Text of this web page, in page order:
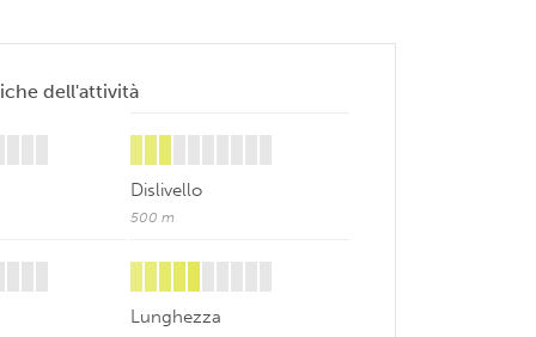
dell'attività
Dislivello
500 m
Lunghezza